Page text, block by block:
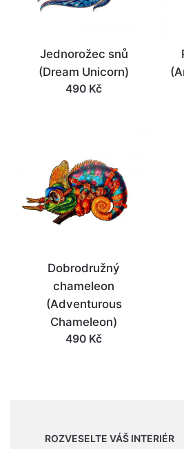
Jednorožec snů
(Dream Unicorn)
490 Kč
Dobrodružný
chameleon
(Adventurous
Chameleon)
490 Kč
ROZVESELTE VÁŠ INTERIÉR